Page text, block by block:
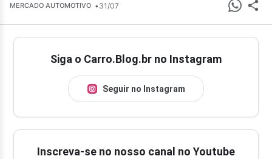
MERCADO AUTOMOTIVO •31/07
Siga o Carro.Blog.br no Instagram
Seguir no Instagram
Inscreva-se no nosso canal no Youtube